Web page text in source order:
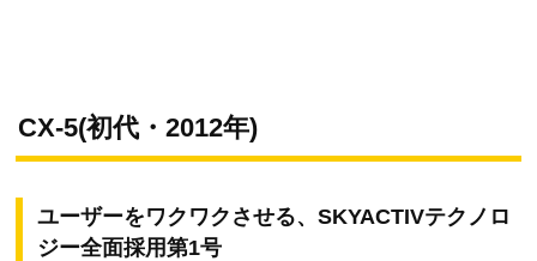
CX-5(初代・2012年)
ユーザーをワクワクさせる、SKYACTIVテクノロ
ジー全面採用第1号